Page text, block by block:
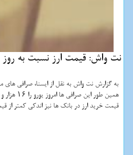
نت واش: قیمت ارز نسبت به روز
به گزارش نت واش به نقل از ایسنا، صرافی های مجاز بانك
همین طور این صرافی ها امروز یورو را ۱۶ هزار و ۸۰۰ تومان خریدند و در مقابل با قیمت ۱۶ هزار و ۹۰۰ فروختند كه قیمت خرید و فروش یورو نیز نسبت به روز گذشته ثابت بوده است.
قیمت خرید ارز در بانك ها نیز اندكی كمتر